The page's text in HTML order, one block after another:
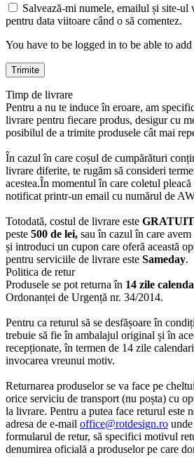
Salvează-mi numele, emailul și site-ul
pentru data viitoare când o să comentez.
You have to be logged in to be able to
Timp de livrare
Pentru a nu te induce în eroare, am
livrare pentru fiecare produs, desigur cu
posibilul de a trimite produsele cât mai
În cazul în care coșul de cumpărături
livrare diferite, te rugăm să consideri
acestea.În momentul în care coletul
notificat printr-un email cu numărul de
Totodată, costul de livrare este
peste 500 de lei, sau în cazul în care
și introduci un cupon care oferă această
pentru serviciile de livrare este Sameday.
Politica de retur
Produsele se pot returna în 14 zile
Ordonanței de Urgență nr. 34/2014.
Pentru ca returul să se desfășoare în
trebuie să fie în ambalajul original și în
recepționate, în termen de 14 zile
invocarea vreunui motiv.
Returnarea produselor se va face pe
orice serviciu de transport (nu poșta) cu
la livrare. Pentru a putea face returul este
adresa de e-mail office@rotdesign.ro unde
formularul de retur, să specifici motivul
denumirea oficială a produselor pe care